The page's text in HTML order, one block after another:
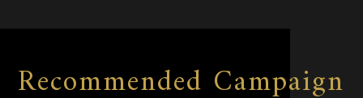
Recommended Campaign